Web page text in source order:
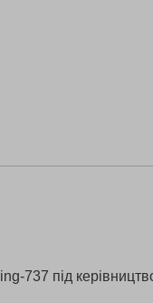
737 під